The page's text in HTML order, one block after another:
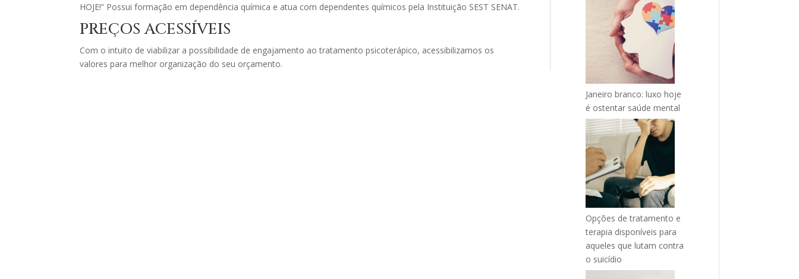
HOJE!” Possui formação em dependência química e atua com dependentes químicos pela Instituição SEST SENAT.
PREÇOS ACESSÍVEIS
Com o intuito de viabilizar a possibilidade de engajamento ao tratamento psicoterápico, acessibilizamos os
valores para melhor organização do seu orçamento.
Janeiro branco: luxo hoje
é ostentar saúde mental
Opções de tratamento e
terapia disponíveis para
aqueles que lutam contra
o suicídio